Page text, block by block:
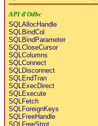
APId'Odbc
SQLAllocHandle
SQLBindCol
SQLBindParameter
SQLCloseCursor
SQLColumns
SQLConnect
SQLDisconnect
SQLEndTran
SQLExecDirect
SQLExecute
SQLFetch
SQLForeignKeys
SQLFreeHandle
SQLFreeStmt